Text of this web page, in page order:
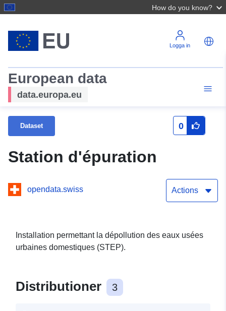
How do you know?
Logga in
European data
data.europa.eu
Dataset 0
Station d'épuration
opendata.swiss Actions
Installation permettant la dépollution des eaux usées
urbaines domestiques (STEP).
Distributioner 3